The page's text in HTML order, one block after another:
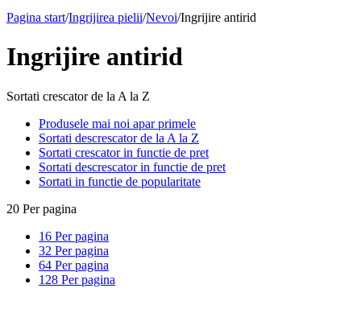
Pagina start/Ingrijirea pielii/Nevoi/Ingrijire antirid
Ingrijire antirid
Sortati crescator de la A la Z
Produsele mai noi apar primele
Sortati descrescator de la A la Z
Sortati crescator in functie de pret
Sortati descrescator in functie de pret
Sortati in functie de popularitate
20 Per pagina
16 Per pagina
32 Per pagina
64 Per pagina
128 Per pagina